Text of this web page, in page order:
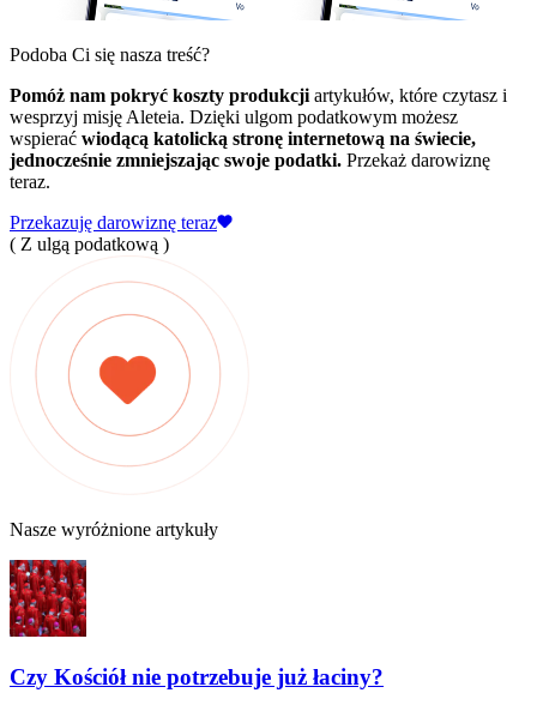
Podoba Ci się nasza treść?
Pomóż nam pokryć koszty produkcji artykułów, które czytasz i
wesprzyj misję Aleteia. Dzięki ulgom podatkowym możesz
wspierać wiodącą katolicką stronę internetową na świecie,
jednocześnie zmniejszając swoje podatki. Przekaż darowiznę
teraz.
Przekazuję darowiznę teraz
( Z ulgą podatkową )
Nasze wyróżnione artykuły
Czy Kościół nie potrzebuje już łaciny?